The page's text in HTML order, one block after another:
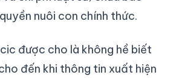
nuôi con chính thức.
được cho là không hề biết
đến khi thông tin xuất hiện